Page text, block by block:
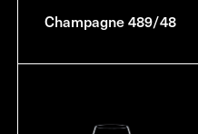
Champagne 489/48